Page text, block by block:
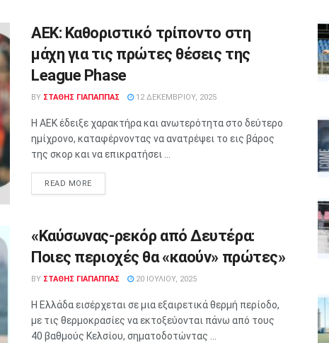
ΑΕΚ: Καθοριστικό τρίποντο στη
μάχη για τις πρώτες θέσεις της
League Phase
BY ΣΤΑΘΗΣ ΓΊΑΠΑΠΠΑΣ 12 ΔΕΚΕΜΒΡΊΟΥ, 2025
Η ΑΕΚ έδειξε χαρακτήρα και ανωτερότητα στο δεύτερο
ημίχρονο, καταφέρνοντας να ανατρέψει το εις βάρος
της σκορ και να επικρατήσει ...
READ MORE
«Καύσωνας-ρεκόρ από Δευτέρα:
Ποιες περιοχές θα «καούν» πρώτες»
BY ΣΤΑΘΗΣ ΓΊΑΠΑΠΠΑΣ 20 ΙΟΥΛΊΟΥ, 2025
Η Ελλάδα εισέρχεται σε μια εξαιρετικά θερμή περίοδο,
με τις θερμοκρασίες να εκτοξεύονται πάνω από τους
40 βαθμούς Κελσίου, σηματοδοτώντας ...